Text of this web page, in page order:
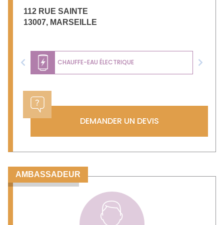
112 RUE SAINTE
13007, MARSEILLE
CHAUFFE-EAU ÉLECTRIQUE
Previous Next
DEMANDER UN DEVIS
AMBASSADEUR